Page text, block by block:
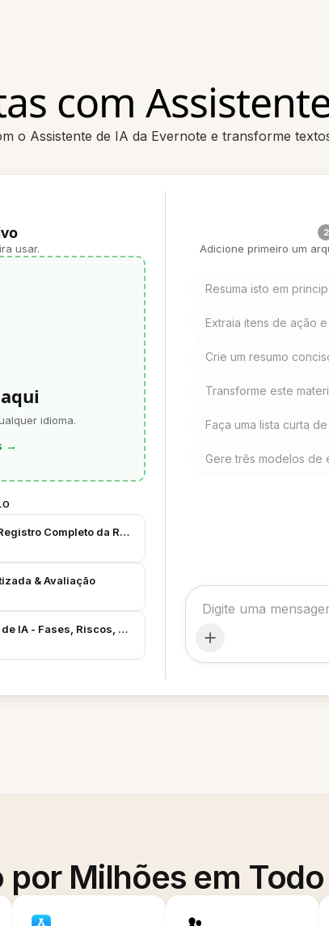
com
o Assistente de IA da Evernote e transforme
usar.
idioma.
→
Completo da Reunião
& Avaliação
IA - Fases, Riscos, Orçamento
2
Adicione primeiro um
Resuma isto em
Extraia itens de ação
Crie um resumo
Transforme este
Faça uma lista curta
Gere três modelos de
por Milhões em